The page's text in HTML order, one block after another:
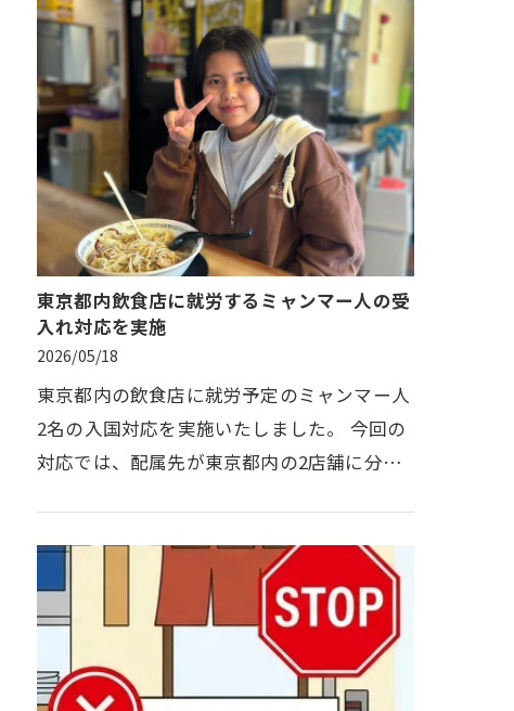
東京都内飲食店に就労するミャンマー人の受
入れ対応を実施
2026/05/18
東京都内の飲食店に就労予定のミャンマー人
2名の入国対応を実施いたしました。 今回の
対応では、配属先が東京都内の2店舗に分か